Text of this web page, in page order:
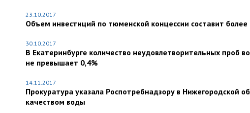
23.10.2017
Объем инвестиций по тюменской концессии составит более
30.10.2017
В Екатеринбурге количество неудовлетворительных проб
не превышает 0,4%
14.11.2017
Прокуратура указала Роспотребнадзору в Нижегородской
качеством воды